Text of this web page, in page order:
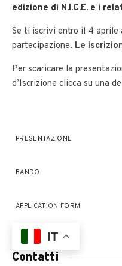
edizione di N.I.C.E. e i
Se ti iscrivi entro il 4 aprile
partecipazione. Le
Per scaricare la
d’Iscrizione clicca su una
PRESENTAZIONE
BANDO
APPLICATION FORM
Contatti
IT